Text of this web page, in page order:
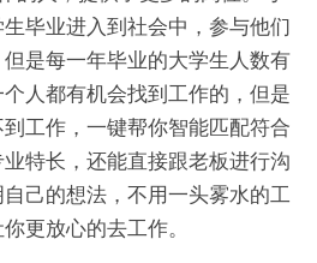
毕业进入到社会中，参与他们
是每一年毕业的大学生人数有
个人都有机会找到工作的，但是
工作，一键帮你智能匹配符合
特长，还能直接跟老板进行沟
己的想法，不用一头雾水的工
更放心的去工作。